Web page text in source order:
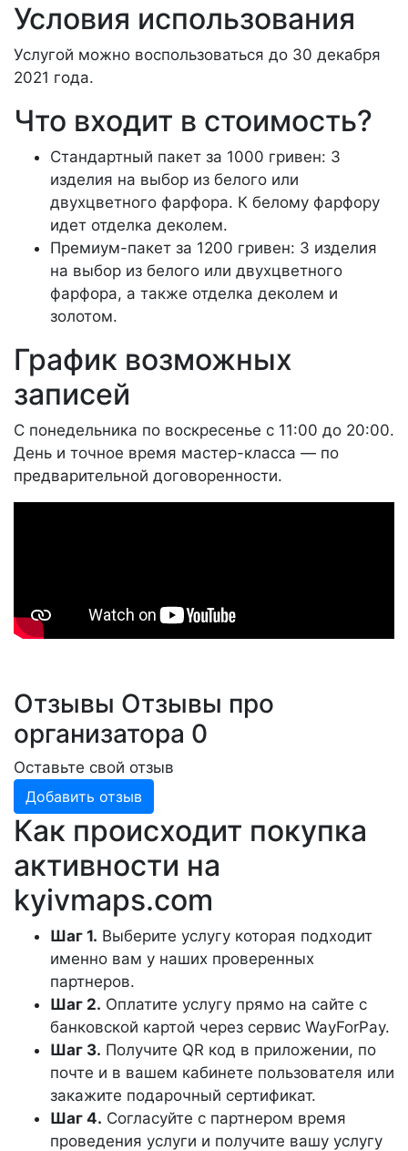
Условия использования
Услугой можно воспользоваться до 30 декабря
2021 года.
Что входит в стоимость?
Стандартный пакет за 1000 гривен: 3
изделия на выбор из белого или
двухцветного фарфора. К белому фарфору
идет отделка деколем.
Премиум-пакет за 1200 гривен: 3 изделия
на выбор из белого или двухцветного
фарфора, а также отделка деколем и
золотом.
График возможных
записей
С понедельника по воскресенье с 11:00 до 20:00.
День и точное время мастер-класса — по
предварительной договоренности.
Отзывы Отзывы про
организатора 0
Оставьте свой отзыв
Добавить отзыв
Как происходит покупка
активности на
kyivmaps.com
Шаг 1. Выберите услугу которая подходит
именно вам у наших проверенных
партнеров.
Шаг 2. Оплатите услугу прямо на сайте с
банковской картой через сервис WayForPay.
Шаг 3. Получите QR код в приложении, по
почте и в вашем кабинете пользователя или
закажите подарочный сертификат.
Шаг 4. Согласуйте с партнером время
проведения услуги и получите вашу услугу